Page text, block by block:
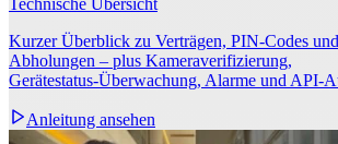
Technische Übersicht
Kurzer Überblick zu Verträgen, PIN‑Codes
Abholungen – plus Kameraverifizierung,
Gerätestatus‑Überwachung, Alarme und
Anleitung ansehen